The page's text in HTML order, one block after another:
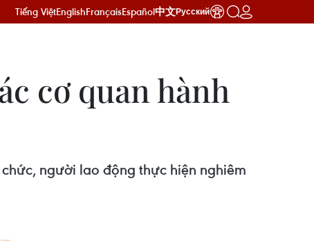
Tiếng ViệtEnglishFrançaisEspañol中文Русский
cơ quan hành
người lao động thực hiện nghiêm